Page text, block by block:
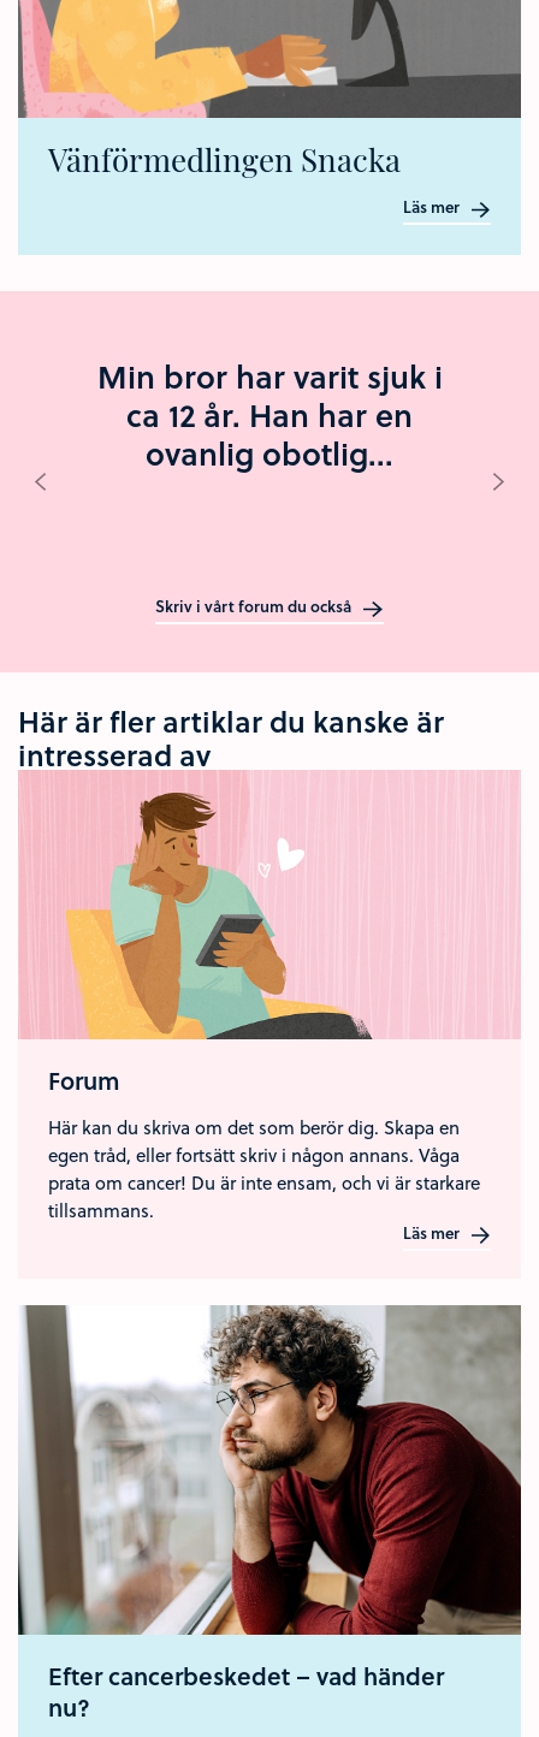
Vänförmedlingen Snacka
Läs mer
Min bror har varit sjuk i
ca 12 år. Han har en
ovanlig obotlig...
Visa föregående inlägg Visa
Skriv i vårt forum du också
Här är fler artiklar du kanske är
intresserad av
Forum
Här kan du skriva om det som berör dig. Skapa en
egen tråd, eller fortsätt skriv i någon annans. Våga
prata om cancer! Du är inte ensam, och vi är starkare
tillsammans.
Läs mer
Efter cancerbeskedet – vad händer
nu?